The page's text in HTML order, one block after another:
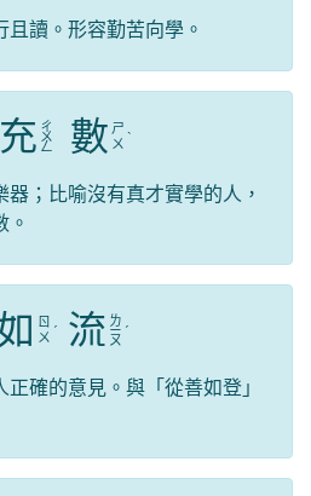
讀。形容勤苦向學。
充 ㄔ
ㄨ
ㄥ 數 ㄕ
ㄨ ˋ
；比喻沒有真才實學的人，
。
ㄖ
ㄨ ˊ 流 ㄌ
ㄧ
ㄡ
ˊ
確的意見。與「從善如登」